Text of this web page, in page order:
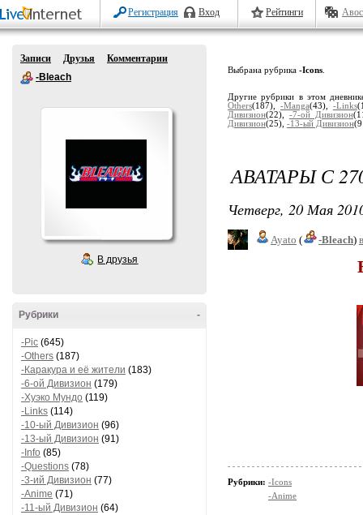
Регистрация Вход Рейтинги
Записи Друзья
Комментарии
-Bleach
В друзья
-
Рубрики
-Pic (645)
-Others (187)
-Каракура и её жители (183)
-6-ой Дивизион (179)
-Хуэко Мундо (119)
-Links (114)
-10-ый Дивизион (96)
-13-ый Дивизион (91)
-Info (85)
-Questions (78)
-3-ий Дивизион (77)
-Anime (71)
-11-ый Дивизион (64)
Выбрана рубрика -Icons
Другие рубрики в этом
Others(187), -Manga(43), -Links
Дивизион(22), -7-ой Дивизион
Дивизион(25), -13-ый Дивизион
АВАТАРЫ С
Четверг, 20 Мая
Ayato ( -Bleach)
Рубрики: -Icons
-Anime